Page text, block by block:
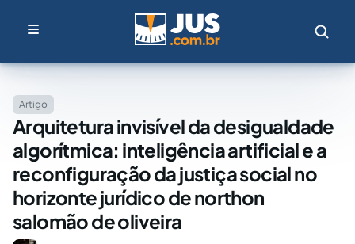
Artigo
Arquitetura invisível da desigualdade
algorítmica: inteligência artificial e a
reconfiguração da justiça social no
horizonte jurídico de northon
salomão de oliveira